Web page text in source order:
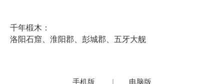
千年椴木：
洛阳石窟、淮阳郡、彭城郡、五牙大舰
手机版 | 电脑版